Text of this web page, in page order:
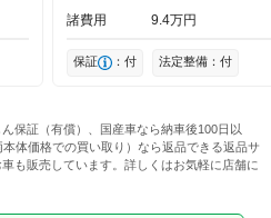
諸費用
9 4万円
保証 ：付 法定整備：付
保証（有償）、国産車なら納車後100日以
体価格での買い取り）なら返品できる返品サ
も販売しています。詳しくはお気軽に店舗に